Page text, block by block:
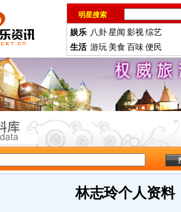
明星搜索
娱乐 八卦星闻 影视综艺
生活 游玩 美食 百味便民
林志玲个人资料